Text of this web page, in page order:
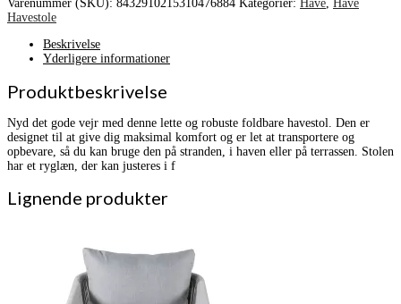
Varenummer (SKU): 8432910215310476884 Kategorier: Have, Have
Havestole
Beskrivelse
Yderligere informationer
Produktbeskrivelse
Nyd det gode vejr med denne lette og robuste foldbare havestol. Den er
designet til at give dig maksimal komfort og er let at transportere og
opbevare, så du kan bruge den på stranden, i haven eller på terrassen. Stolen
har et ryglæn, der kan justeres i f
Lignende produkter